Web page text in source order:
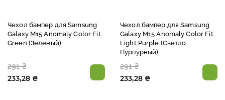
Чехол бампер для Samsung
Galaxy M15 Anomaly Color Fit
Green (Зеленый)
291 ₴
233,28 ₴
Чехол бампер для Samsung
Galaxy M15 Anomaly Color Fit
Light Purple (Светло
Пурпурный)
291 ₴
233,28 ₴